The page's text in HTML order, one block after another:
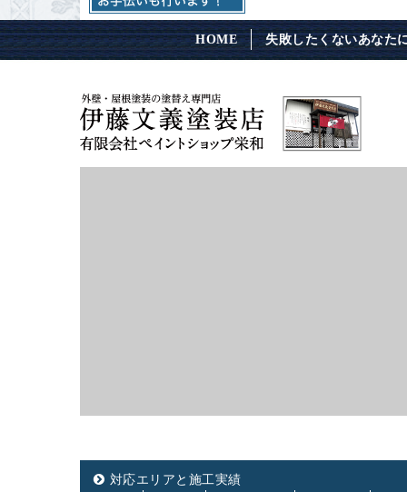
HOME 失敗したくないあなた
対応エリアと施工実績